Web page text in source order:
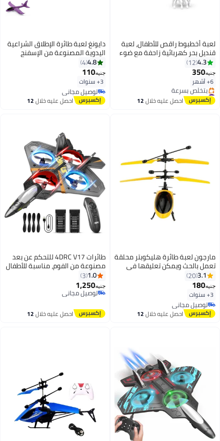
لعبة أخطبوط راقص للأطفال، لعبة
قنديل بحر كهربائية زاحفة مع ضوء
وموسيقى، مضيئة ومتحركة، هدية
عيد ميلاد للأولاد والبنات (أخضر)
4.3
12
جنيه350
6+ أشهر
#3 في الهوايات
توصيل مجاني
بتخلّص بسرعة
احصل عليه خلال12
دايونغ لعبة طائرة الإطلاق الشراعية
اليدوية المصنوعة من الإسفنج
4.8
4
جنيه110
3+ سنوات
توصيل مجاني
توصيل مجانياحصل عليه خلال12
مارجون لعبة طائرة هليكوبتر محلقة
تعمل بالحث ويمكن تعليقها في
الهواء مع جهاز تحكم عن بعد باليد
3.1
20
جنيه180
3+ سنوات
توصيل مجاني
توصيل مجانياحصل عليه خلال12
اغسطس
طائرات 4DRC V17 للتحكم عن بعد
مصنوعة من الفوم، مناسبة للأطفال
طائرة مقاتلة مزودة بإضاءة، لعبة
درجة، استشعار الجاذبية، حركات
بهلوانية، هدية مثالية للأولاد.
1.0
3
جنيه1,250
توصيل مجاني
توصيل مجاني
احصل عليه خلال12
اغسطس